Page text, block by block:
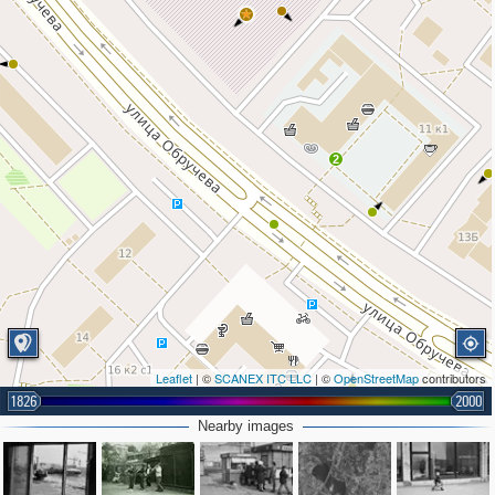
2
Leaflet | ©SCANEX ITC LLC | ©OpenStreetMapcontributors
1826 2000
Nearby images